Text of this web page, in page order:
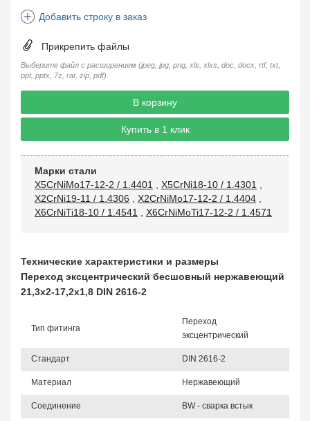
Добавить строку в заказ
Прикрепить файлы
Выберите файл с расширением (jpeg, jpg, png, xls, xlxs, doc, docx, rtf, txt,
ppt, pptx, 7z, rar, zip, pdf).
В корзину
Купить в 1 клик
Марки стали
X5CrNiMo17-12-2 / 1.4401
X5CrNi18-10 / 1.4301
X2CrNi19-11 / 1.4306
X2CrNiMo17-12-2 / 1.4404
X6CrNiTi18-10 / 1.4541
X6CrNiMoTi17-12-2 / 1.4571
Технические характеристики и размеры
Переход эксцентрический бесшовный нержавеющий
21,3х2-17,2х1,8 DIN 2616-2
Тип фитинга
Переход
эксцентрический
Стандарт DIN 2616-2
Материал Нержавеющий
Соединение BW - сварка встык